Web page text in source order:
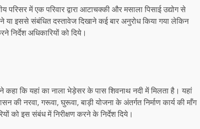
परिसर में एक परिवार द्वारा आटाचक्की और मसाला पिसाई उद्योग से
या इससे संबंधित दस्तावेज दिखाने कई बार अनुरोध किया गया लेकिन
निर्देश अधिकारियों को दिये।
कि यहां का नाला भेड़ेसर के पास शिवनाथ नदी में मिलता है। यहां
नरवा, गरूवा, घुरूवा, बाड़ी योजना के अंतर्गत निर्माण कार्य की माँग
को इस संबंध में निरीक्षण करने के निर्देश दिये।